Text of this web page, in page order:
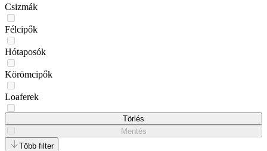
Csizmák
Félcipők
Hótaposók
Körömcipők
Loaferek
Papucsok
Törlés
Mentés
Több filter